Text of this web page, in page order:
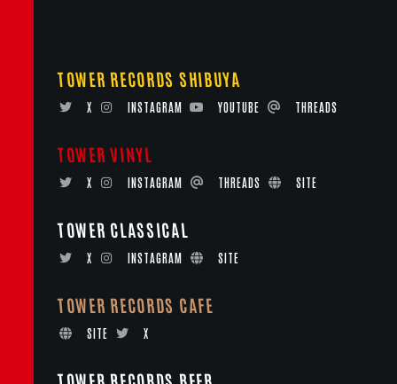
TOWER RECORDS SHIBUYA
X INSTAGRAM YOUTUBE THREADS
TOWER VINYL
X INSTAGRAM THREADS SITE
TOWER CLASSICAL
X INSTAGRAM SITE
TOWER RECORDS CAFE
SITE X